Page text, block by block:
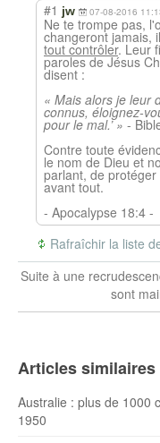
#1 jw 07-08-2016
Ne te trompe pas,
changeront jamais,
tout contrôler. Leur
paroles de Jésus
disent :
« Mais alors je leur
connus, éloignez-
pour le mal.’ » -
Contre toute
le nom de Dieu et
parlant, de
avant tout.
- Apocalypse 18:4 -
Rafraîchir la liste
Suite à une
sont
Articles similaires
Australie : plus de 1000
1950